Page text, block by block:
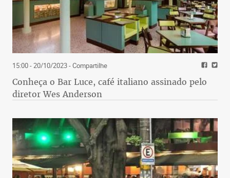
15:00 - 20/10/2023- Compartilhe
Conheça o Bar Luce, café italiano assinado pelo
diretor Wes Anderson